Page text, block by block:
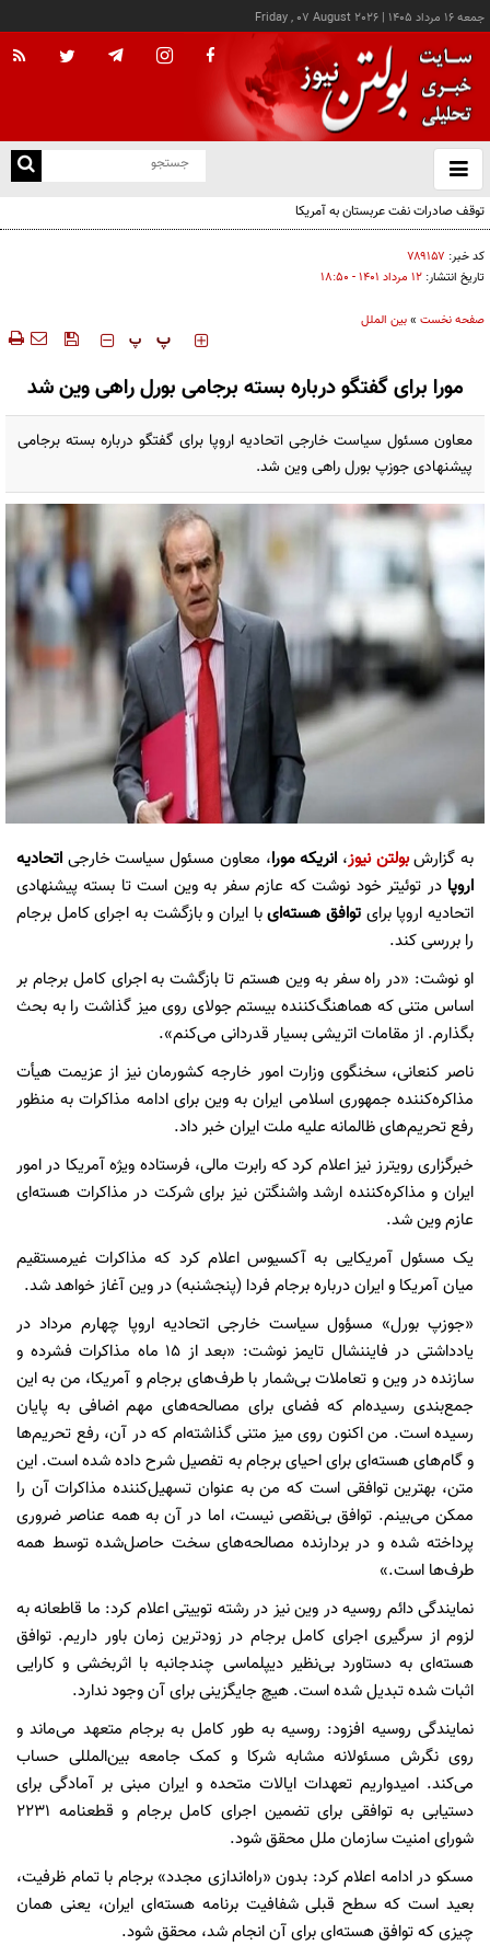
جمعه ۱۶ مرداد ۱۴۰۵ |
Friday , 07 August 2026
باز
و
توقف صادرات نفت عربستان به آمریکا
کد خبر: ۷۸۹۱۵۷
تاریخ انتشار: ۱۲ مرداد ۱۴۰۱ - ۱۸:۵۰
صفحه نخست »بین الملل
‍‍‍ پ پ
مورا برای گفتگو درباره بسته برجامی بورل راهی وین شد
معاون مسئول سیاست خارجی اتحادیه اروپا برای گفتگو درباره بسته برجامی
پیشنهادی جوزپ بورل راهی وین شد.
به گزارشبولتن نیوز، انریکه مورا، معاون مسئول سیاست خارجی اتحادیه
اروپا در توئیتر خود نوشت که عازم سفر به وین است تا بسته پیشنهادی
اتحادیه اروپا برای توافق هسته‌ایبا ایران و بازگشت به اجرای کامل برجام
را بررسی کند.
او نوشت: «در راه سفر به وین هستم تا بازگشت به اجرای کامل برجام بر
اساس متنی که هماهنگ‌کننده بیستم جولای روی میز گذاشت را به بحث
بگذارم. از مقامات اتریشی بسیار قدردانی می‌کنم».
ناصر کنعانی، سخنگوی وزارت امور خارجه کشورمان نیز از عزیمت هیأت
مذاکره‌کننده جمهوری اسلامی ایران به وین برای ادامه مذاکرات به منظور
رفع تحریم‌های ظالمانه علیه ملت ایران خبر داد.
خبرگزاری رویترز نیز اعلام کرد که رابرت مالی، فرستاده ویژه آمریکا در امور
ایران و مذاکره‌کننده ارشد واشنگتن نیز برای شرکت در مذاکرات هسته‌ای
عازم وین شد.
یک مسئول آمریکایی به آکسیوس اعلام کرد که مذاکرات غیرمستقیم
میان آمریکا و ایران درباره برجام فردا (پنجشنبه) در وین آغاز خواهد شد.
«جوزپ بورل» مسؤول سیاست خارجی اتحادیه اروپا چهارم مرداد در
یادداشتی در فایننشال تایمز نوشت: «بعد از ۱۵ ماه مذاکرات فشرده و
سازنده در وین و تعاملات بی‌شمار با طرف‌های برجام و آمریکا، من به این
جمع‌بندی رسیده‌ام که فضای برای مصالحه‌های مهم اضافی به پایان
رسیده است. من اکنون روی میز متنی گذاشته‌ام که در آن، رفع تحریم‌ها
و گام‌های هسته‌ای برای احیای برجام به تفصیل شرح داده شده است. این
متن، بهترین توافقی است که من به عنوان تسهیل‌کننده مذاکرات آن را
ممکن می‌بینم. توافق بی‌نقصی نیست، اما در آن به همه عناصر ضروری
پرداخته شده و در بردارنده مصالحه‌های سخت حاصل‌شده توسط همه
طرف‌ها است.»
نمایندگی دائم روسیه در وین نیز در رشته توییتی اعلام کرد: ما قاطعانه به
لزوم از سرگیری اجرای کامل برجام در زودترین زمان باور داریم. توافق
هسته‌ای به دستاورد بی‌نظیر دیپلماسی چندجانبه با اثربخشی و کارایی
اثبات شده تبدیل شده است. هیچ جایگزینی برای آن وجود ندارد.
نمایندگی روسیه افزود: روسیه به طور کامل به برجام متعهد می‌ماند و
روی نگرش مسئولانه مشابه شرکا و کمک جامعه بین‌المللی حساب
می‌کند. امیدواریم تعهدات ایالات متحده و ایران مبنی بر آمادگی برای
دستیابی به توافقی برای تضمین اجرای کامل برجام و قطعنامه ۲۲۳۱
شورای امنیت سازمان ملل محقق شود.
مسکو در ادامه اعلام کرد: بدون «راه‌اندازی مجدد» برجام با تمام ظرفیت،
بعید است که سطح قبلی شفافیت برنامه هسته‌ای ایران، یعنی همان
چیزی که توافق هسته‌ای برای آن انجام شد، محقق شود.